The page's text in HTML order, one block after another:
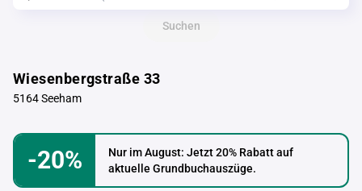
Suchen
Wiesenbergstraße 33
5164 Seeham
-20%
Nur im August: Jetzt 20% Rabatt auf
aktuelle Grundbuchauszüge.